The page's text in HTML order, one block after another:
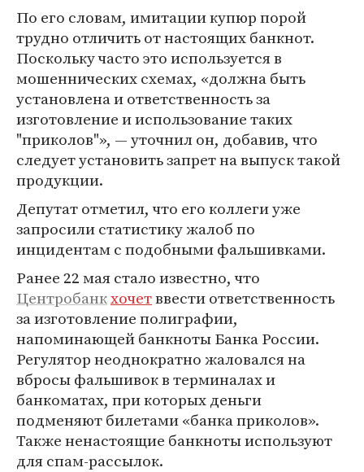
По его словам, имитации купюр порой
трудно отличить от настоящих банкнот.
Поскольку часто это используется в
мошеннических схемах, «должна быть
установлена и ответственность за
изготовление и использование таких
"приколов"», — уточнил он, добавив, что
следует установить запрет на выпуск такой
продукции.
Депутат отметил, что его коллеги уже
запросили статистику жалоб по
инцидентам с подобными фальшивками.
Ранее 22 мая стало известно, что
Центробанкхочетввести ответственность
за изготовление полиграфии,
напоминающей банкноты Банка России.
Регулятор неоднократно жаловался на
вбросы фальшивок в терминалах и
банкоматах, при которых деньги
подменяют билетами «банка приколов».
Также ненастоящие банкноты используют
для спам-рассылок.